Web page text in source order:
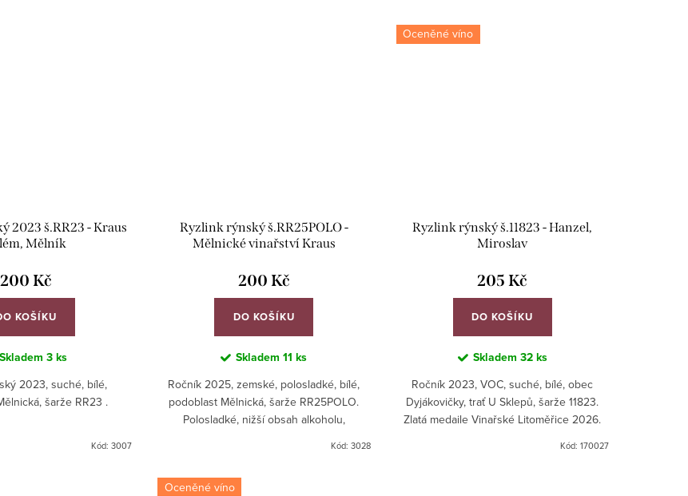
2023 š.RR23 - Kraus
Mělník
200 Kč
KOŠÍKU
Skladem3 ks
2023, suché, bílé,
šarže RR23 .
Kód:3007
Ryzlink rýnský š.RR25POLO -
Mělnické vinařství Kraus
200 Kč
DO KOŠÍKU
Skladem11 ks
Ročník 2025, zemské, polosladké, bílé,
podoblast Mělnická, šarže RR25POLO.
Polosladké, nižší obsah alkoholu,
Kód: 3028
Oceněné víno
Ryzlink rýnský š.11823 - Hanzel,
Miroslav
205 Kč
DO KOŠÍKU
Skladem 32 ks
Ročník 2023, VOC, suché, bílé, obec
Dyjákovičky, trať U Sklepů, šarže 11823.
Zlatá medaile Vinařské Litoměřice 2026.
Kód: 170027
Oceněné víno